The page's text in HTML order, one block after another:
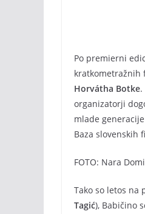
Po premierni
kratkometražnih
Horvátha Botke
organizatorji
mlade
Baza slovenskih
FOTO: Nara
Tako so letos na
Tagić), Babičino